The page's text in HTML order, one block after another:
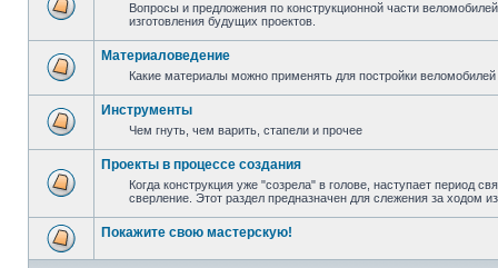
Вопросы и предложения по конструкционной части
изготовления будущих проектов.
Материаловедение
Какие материалы можно применять для постройки
Инструменты
Чем гнуть, чем варить, стапели и прочее
Проекты в процессе создания
Когда конструкция уже "созрела" в голове, наступает период
сверление. Этот раздел предназначен для слежения за ходом
Покажите свою мастерскую!